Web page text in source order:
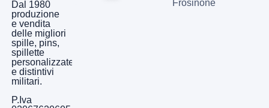
Dal 1980
produzione
e vendita
delle migliori
spille, pins,
spillette
personalizzate
e distintivi
militari.
P.Iva
Frosinone